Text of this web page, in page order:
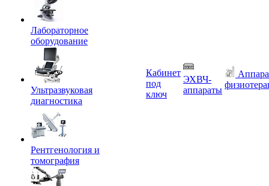
Лабораторное
оборудование
Ультразвуковая
диагностика
Рентгенология и
томография
Кабинет
под
ключ
ЭХВЧ-
аппараты